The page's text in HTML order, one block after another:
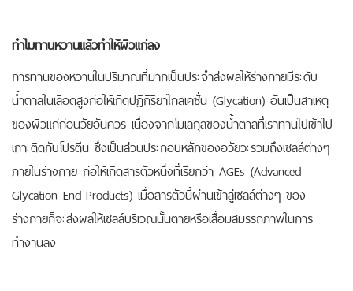
ทำไมทานหวานแล้วทำให้ผิวแก่ลง
การทานของหวานในปริมาณที่มากเป็นประจำส่งผลให้ร่างกายมีระดับ
น้ำตาลในเลือดสูงก่อให้เกิดปฏิกิริยาไกลเคชั่น (Glycation) อันเป็นสาเหตุ
ของผิวแก่ก่อนวัยอันควร เนื่องจากโมเลกุลของน้ำตาลที่เราทานไปเข้าไป
เกาะติดกับโปรตีน ซึ่งเป็นส่วนประกอบหลักของอวัยวะรวมถึงเซลล์ต่างๆ
ภายในร่างกาย ก่อให้เกิดสารตัวหนึ่งที่เรียกว่า AGEs (Advanced
Glycation End-Products) เมื่อสารตัวนี้ผ่านเข้าสู่เซลล์ต่างๆ ของ
ร่างกายก็จะส่งผลให้เซลล์บริเวณนั้นตายหรือเสื่อมสมรรถภาพในการ
ทำงานลง